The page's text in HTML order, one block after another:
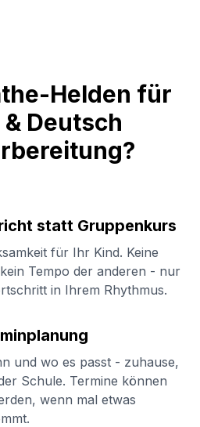
Helden für
Deutsch
statt Gruppenkurs
für Ihr Kind. Keine
Tempo der anderen - nur
in Ihrem Rhythmus.
und wo es passt - zuhause,
Schule. Termine können
wenn mal etwas